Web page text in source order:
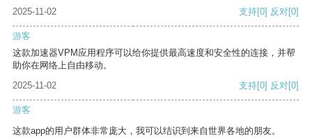
2025-11-02
支持[0] 反对[0]
游客
这款加速器VPM应用程序可以给你提供最高速度和安全性的连接，并帮
助你在网络上自由移动。
2025-11-02
支持[0] 反对[0]
游客
这款app的用户群体非常庞大，我可以结识到来自世界各地的朋友。